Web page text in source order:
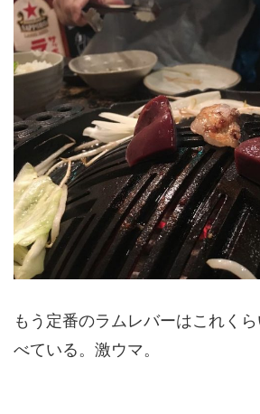
もう定番のラムレバーはこれく
べている。激ウマ。